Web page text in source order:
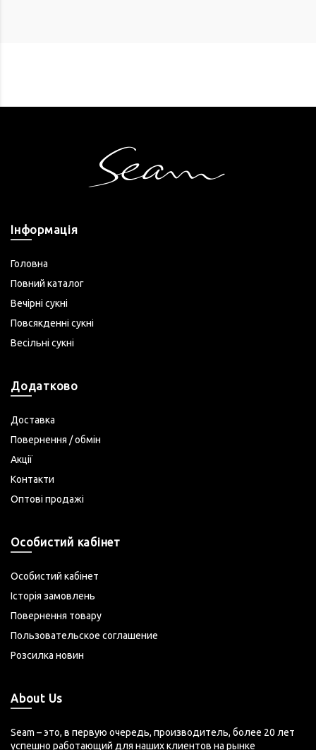
Інформація
Головна
Повний каталог
Вечірні сукні
Повсякденні сукні
Весільні сукні
Додатково
Доставка
Повернення / обмін
Акції
Контакти
Оптові продажі
Особистий кабінет
Особистий кабінет
Історія замовлень
Повернення товару
Пользовательское соглашение
Розсилка новин
About Us
Seam – это, в первую очередь, производитель, более 20 лет
успешно работающий для наших клиентов на рынке